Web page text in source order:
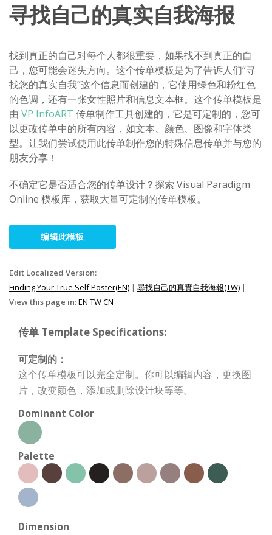
寻找自己的真实自我海报
找到真正的自己对每个人都很重要，如果找不到真正的自
己，您可能会迷失方向。这个传单模板是为了告诉人们“寻
找您的真实自我”这个信息而创建的，它使用绿色和粉红色
的色调，还有一张女性照片和信息文本框。这个传单模板是
由 VP InfoART 传单制作工具创建的，它是可定制的，您可
以更改传单中的所有内容，如文本、颜色、图像和字体类
型。让我们尝试使用此传单制作您的特殊信息传单并与您的
朋友分享！
不确定它是否适合您的传单设计？探索 Visual Paradigm
Online 模板库，获取大量可定制的传单模板。
编辑此模板
Edit Localized Version:
Finding Your True Self Poster(EN) | 尋找自己的真實自我海報(TW) |
View this page in:EN TWCN
传单 Template Specifications:
可定制的：
这个传单模板可以完全定制。你可以编辑内容，更换图
片，改变颜色，添加或删除设计块等等。
Dominant Color
Palette
Dimension